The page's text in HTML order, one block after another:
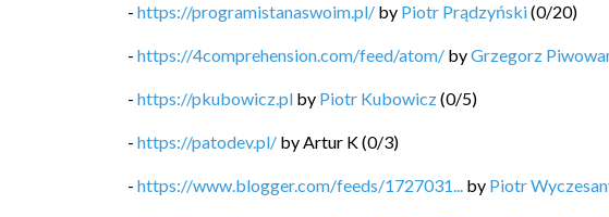
- https://programistanaswoim.pl/ by Piotr Prądzyński(0/20)
- https://4comprehension.com/feed/atom/ byGrzegorz
- https://pkubowicz.pl by Piotr Kubowicz(0/5)
- https://patodev.pl/ byArtur K(0/3)
- https://www.blogger.com/feeds/1727031... by Piotr